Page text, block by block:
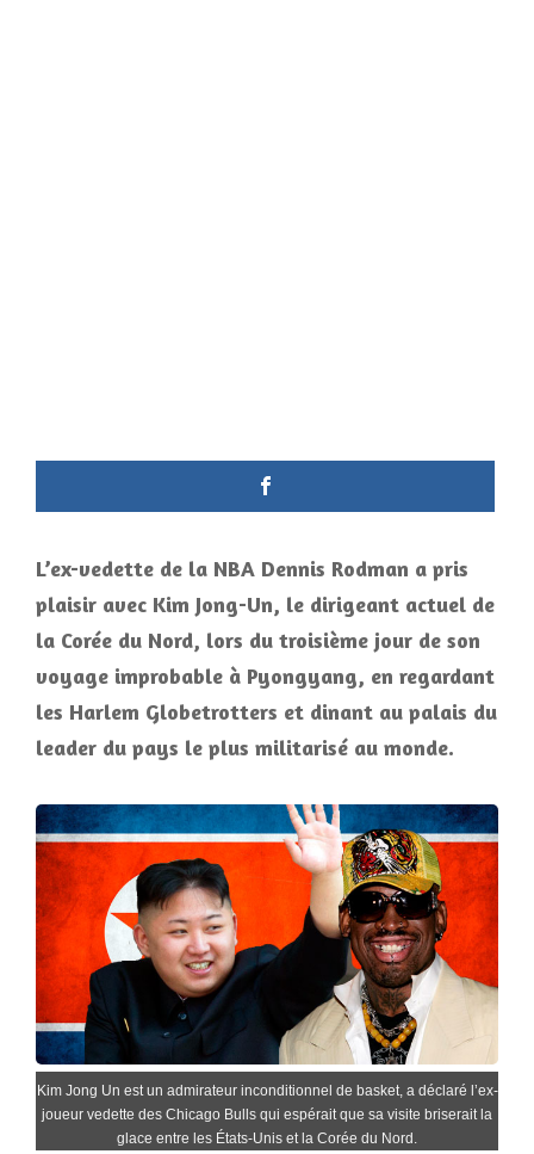
L’ex-vedette de la NBA Dennis Rodman a pris
plaisir avec Kim Jong-Un, le dirigeant actuel de
la Corée du Nord, lors du troisième jour de son
voyage improbable à Pyongyang, en regardant
les Harlem Globetrotters et dinant au palais du
leader du pays le plus militarisé au monde.
Kim Jong Un est un admirateur inconditionnel de basket, a déclaré l’ex-
joueur vedette des Chicago Bulls qui espérait que sa visite briserait la
glace entre les États-Unis et la Corée du Nord.